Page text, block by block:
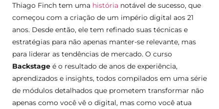
Thiago Finch tem uma história notável de sucesso, que
começou com a criação de um império digital aos 21
anos. Desde então, ele tem refinado suas técnicas e
estratégias para não apenas manter-se relevante, mas
para liderar as tendências de mercado. O curso
Backstage é o resultado de anos de experiência,
aprendizados e insights, todos compilados em uma série
de módulos detalhados que prometem transformar não
apenas como você vê o digital, mas como você atua